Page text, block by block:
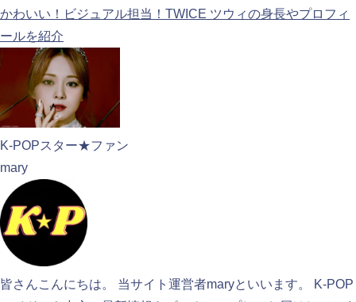
かわいい！ビジュアル担当！TWICE ツウィの身長やプロフィ
ールを紹介
K-POPスター★ファン
mary
皆さんこんにちは。 当サイト運営者maryといいます。 K-POP